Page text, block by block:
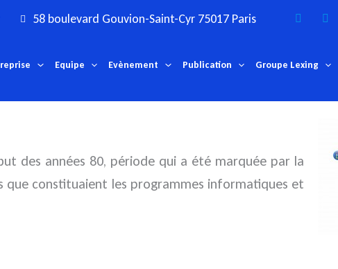
58 boulevard Gouvion-Saint-Cyr 75017 Paris
Equipe Evènement Publication Groupe Lexing
des années 80, période qui a été marquée par la
constituaient les programmes informatiques et